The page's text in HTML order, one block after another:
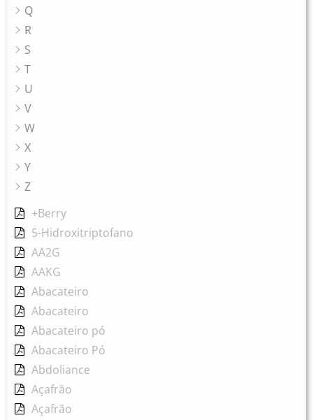
Q
R
S
T
U
V
W
X
Y
Z
+Berry
5-Hidroxitriptofano
AA2G
AAKG
Abacateiro
Abacateiro
Abacateiro pó
Abacateiro Pó
Abdoliance
Açafrão
Açafrão